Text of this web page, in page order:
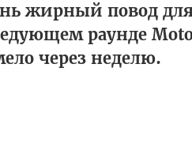
жирный повод
раунде
через неделю.